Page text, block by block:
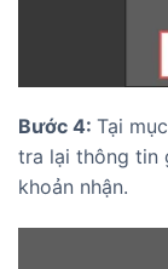
Bước 4: Tại
tra lại thông tin
khoản nhận.